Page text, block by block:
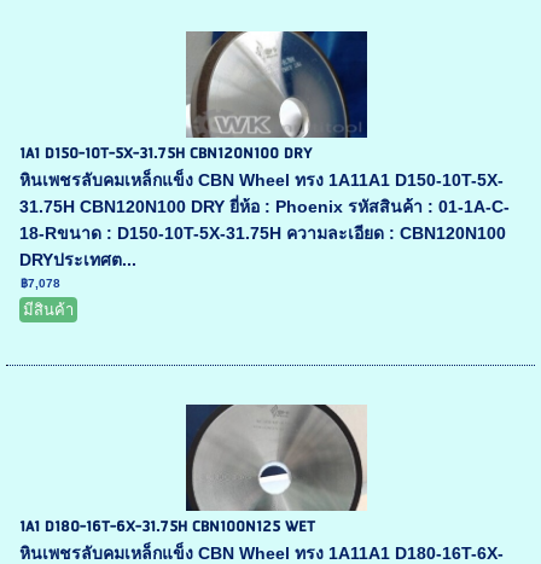
1A1 D150-10T-5X-31.75H CBN120N100 DRY
หินเพชรลับคมเหล็กแข็ง CBN Wheel ทรง 1A11A1 D150-10T-5X-
31.75H CBN120N100 DRY ยี่ห้อ : Phoenix รหัสสินค้า : 01-1A-C-
18-Rขนาด : D150-10T-5X-31.75H ความละเอียด : CBN120N100
DRYประเทศต...
฿7,078
มีสินค้า
1A1 D180-16T-6X-31.75H CBN100N125 WET
หินเพชรลับคมเหล็กแข็ง CBN Wheel ทรง 1A11A1 D180-16T-6X-